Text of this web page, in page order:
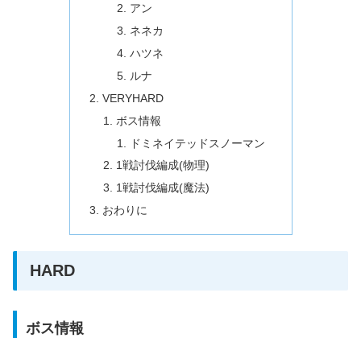
アン
ネネカ
ハツネ
ルナ
VERYHARD
ボス情報
ドミネイテッドスノーマン
1戦討伐編成(物理)
1戦討伐編成(魔法)
おわりに
HARD
ボス情報